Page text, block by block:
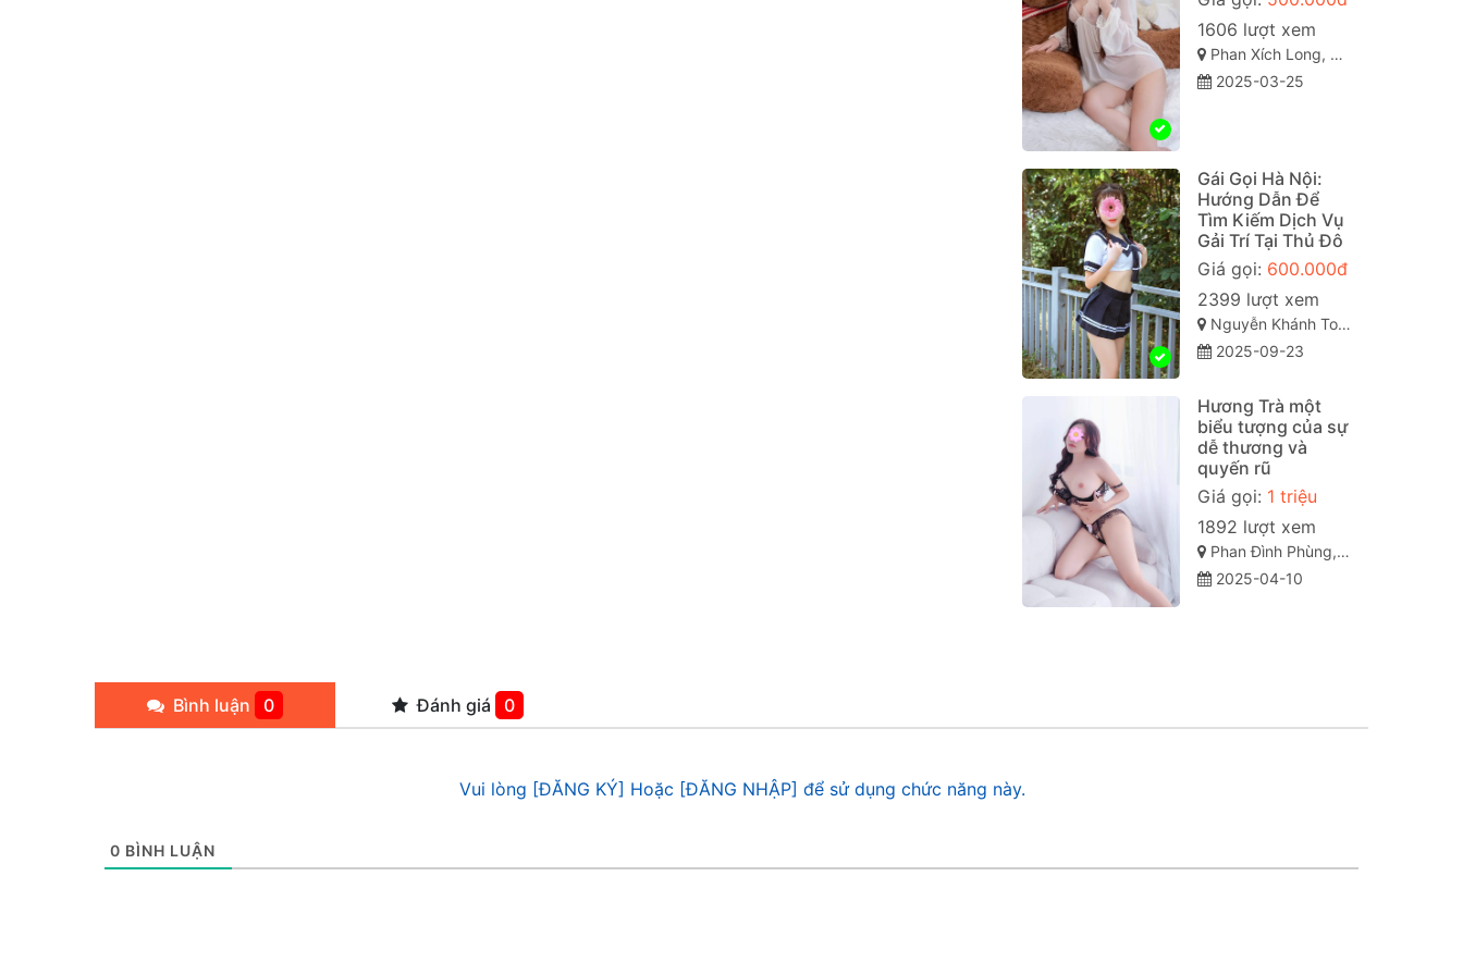
1606 lượt xem
Phan Xích Long, Phú Nhuận, Thành phố Hồ Chí Minh
2025-03-25
Gái Gọi Hà Nội:
Hướng Dẫn Để
Tìm Kiếm Dịch Vụ
Gải Trí Tại Thủ Đô
Giá gọi: 600.000đ
2399 lượt xem
Nguyễn Khánh Toàn, Quan Hoa, Cầu Giấy, TP Hà Nội
2025-09-23
Hương Trà một
biểu tượng của sự
dễ thương và
quyến rũ
Giá gọi: 1 triệu
1892 lượt xem
Phan Đình Phùng, Quán Thánh, Ba Đình, Hà Nội
2025-04-10
Bình luận 0 Đánh giá 0
Vui lòng [ĐĂNG KÝ] Hoặc [ĐĂNG NHẬP] để sử dụng chức năng này.
0 BÌNH LUẬN